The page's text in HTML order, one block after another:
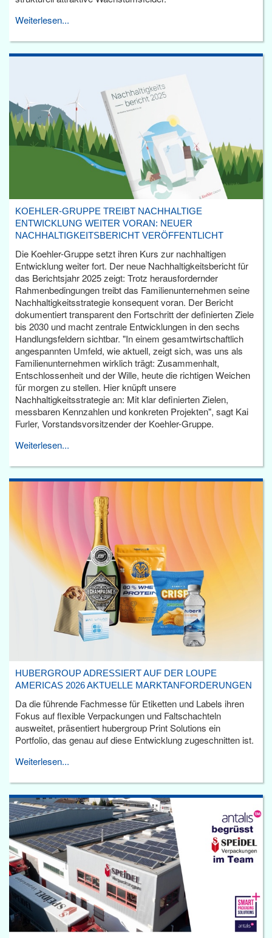
Weiterlesen...
KOEHLER-GRUPPE TREIBT NACHHALTIGE
ENTWICKLUNG WEITER VORAN: NEUER
NACHHALTIGKEITSBERICHT VERÖFFENTLICHT
Die Koehler-Gruppe setzt ihren Kurs zur nachhaltigen
Entwicklung weiter fort. Der neue Nachhaltigkeitsbericht für
das Berichtsjahr 2025 zeigt: Trotz herausfordernder
Rahmenbedingungen treibt das Familienunternehmen seine
Nachhaltigkeitsstrategie konsequent voran. Der Bericht
dokumentiert transparent den Fortschritt der definierten Ziele
bis 2030 und macht zentrale Entwicklungen in den sechs
Handlungsfeldern sichtbar. "In einem gesamtwirtschaftlich
angespannten Umfeld, wie aktuell, zeigt sich, was uns als
Familienunternehmen wirklich trägt: Zusammenhalt,
Entschlossenheit und der Wille, heute die richtigen Weichen
für morgen zu stellen. Hier knüpft unsere
Nachhaltigkeitsstrategie an: Mit klar definierten Zielen,
messbaren Kennzahlen und konkreten Projekten", sagt Kai
Furler, Vorstandsvorsitzender der Koehler-Gruppe.
Weiterlesen...
HUBERGROUP ADRESSIERT AUF DER LOUPE
AMERICAS 2026 AKTUELLE MARKTANFORDERUNGEN
Da die führende Fachmesse für Etiketten und Labels ihren
Fokus auf flexible Verpackungen und Faltschachteln
ausweitet, präsentiert hubergroup Print Solutions ein
Portfolio, das genau auf diese Entwicklung zugeschnitten ist.
Weiterlesen...